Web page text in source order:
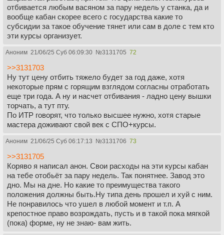
отбивается любым васяном за пару недель у станка, да и
вообще кабан скорее всего с государства какие то
субсидии за такое обучение тянет или сам в доле с тем кто
эти курсы организует.
Аноним 21/06/25 Суб 06:09:30 №3131705 72
>>3131703
Ну тут цену отбить тяжело будет за год даже, хотя
некоторые прям с горящим взглядом согласны отработать
еще три года. А ну и насчет отбивания - ладно цену вышки
торчать, а тут пту.
По ИТР говорят, что только высшее нужно, хотя старые
мастера доживают свой век с СПО+курсы.
Аноним 21/06/25 Суб 06:17:13 №3131706 73
>>3131705
Коряво я написал анон. Свои расходы на эти курсы кабан
на тебе отобьёт за пару недель. Так понятнее. Завод это
дно. Мы на дне. Но какие то преимущества такого
положения должны быть.Ну типа день прошел и хуй с ним.
Не понравилось что ушел в любой момент и т.п. А
крепостное право возрождать, пусть и в такой пока мягкой
(пока) форме, ну не знаю- вам жить.